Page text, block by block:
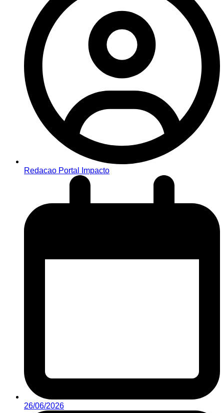
Redacao Portal Impacto
26/06/2026